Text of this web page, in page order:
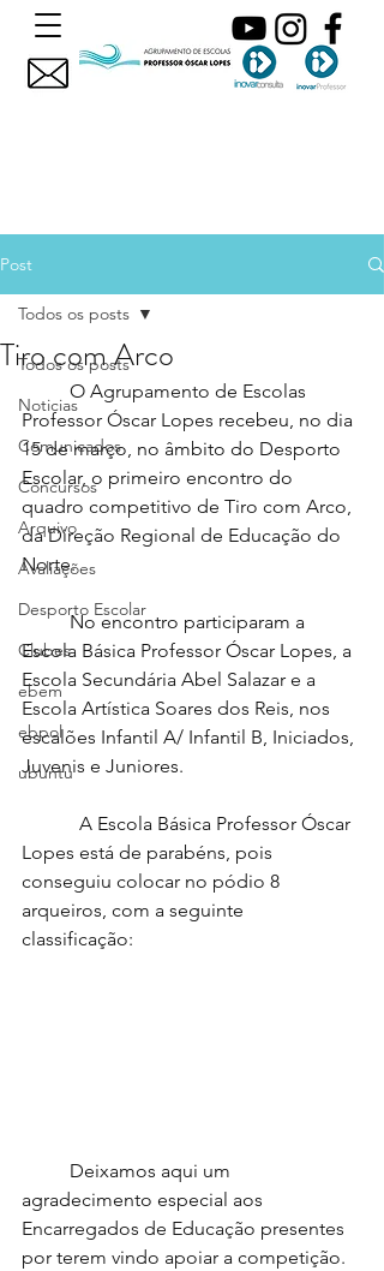
Post
Todos os posts
Noticias
Comunicados
Concursos
Arquivo
Avaliações
Desporto Escolar
Clubes
ebem
ebpol
ubuntu
Todos os posts
Tiro com Arco
Professor Óscar Lopes recebeu, no dia
15 de março, no âmbito do Desporto
Escolar, o primeiro encontro do
quadro competitivo de Tiro com Arco,
da Direção Regional de Educação do
Norte.
	No encontro participaram a
Escola Básica Professor Óscar Lopes, a
Escola Secundária Abel Salazar e a
Escola Artística Soares dos Reis, nos
escalões Infantil A/ Infantil B, Iniciados,
Juvenis e Juniores.
Lopes está de parabéns, pois
conseguiu colocar no pódio 8
arqueiros, com a seguinte
classificação:
agradecimento especial aos
Encarregados de Educação presentes
por terem vindo apoiar a competição.